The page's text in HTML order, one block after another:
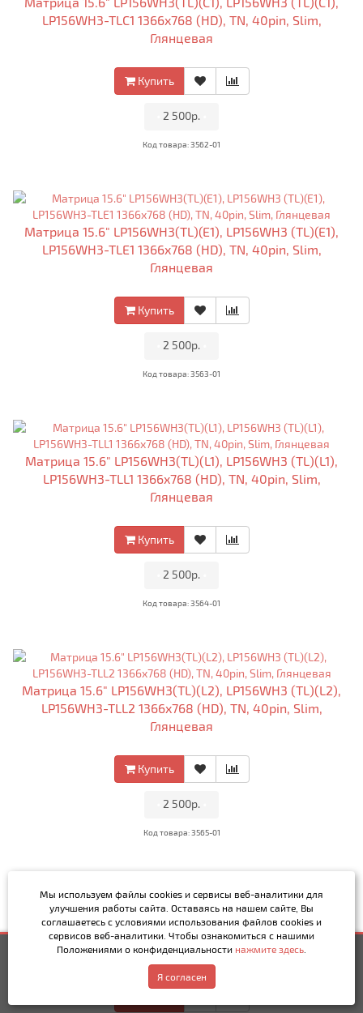
LP156WH3-TLC1 1366x768 (HD), TN, 40pin, Slim,
Глянцевая
Купить
2 500р.
Код товара: 3562-01
Матрица 15.6" LP156WH3(TL)(E1), LP156WH3 (TL)(E1),
LP156WH3-TLE1 1366x768 (HD), TN, 40pin, Slim,
Глянцевая
Купить
2 500р.
Код товара: 3563-01
Матрица 15.6" LP156WH3(TL)(L1), LP156WH3 (TL)(L1),
LP156WH3-TLL1 1366x768 (HD), TN, 40pin, Slim,
Глянцевая
Купить
2 500р.
Код товара: 3564-01
Матрица 15.6" LP156WH3(TL)(L2), LP156WH3 (TL)(L2),
LP156WH3-TLL2 1366x768 (HD), TN, 40pin, Slim,
Глянцевая
Купить
2 500р.
Код товара: 3565-01
Матрица 15.6" LP156WH3(TL)(L3), LP156WH3 (TL)(L3),
LP156WH3-TLL3 1366x768 (HD), TN, 40pin, Slim,
Матовая
2 500р.
Купить
Обратный звонок
Написать в MAX
Мы используем файлы cookies и сервисы веб-аналитики для
улучшения работы сайта. Оставаясь на нашем сайте, Вы
соглашаетесь с условиями использования файлов cookies и
сервисов веб-аналитики. Чтобы ознакомиться с нашими
Положениями о конфиденциальности нажмите здесь
Я согласен